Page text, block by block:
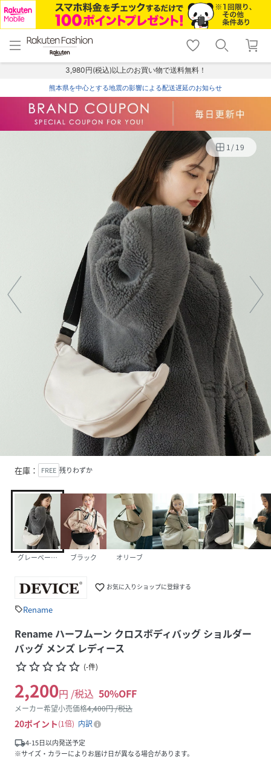
menu home
トップ
shopping_cart lock_outline
ログイン
3,980円(税込)以上のお買い物で送料無料！
熊本県を中心とする地震の影響による配送遅延のお知らせ
1/19
在庫： FREE 残りわずか
グレーベージュ ブラック オリーブ
favorite_border お気に入りショップに登録する
sellRename
Rename ハーフムーン クロスボディバッグ ショルダー
バッグ メンズ レディース
star_borderstar_borderstar_borderstar_borderstar_border (-件)
2,200円 /税込 50%OFF
メーカー希望小売価格4,400円 /税込
20ポイント 1倍
内訳
local_shipping4-15日以内発送予定
※サイズ・カラーによりお届け日が異なる場合があります。